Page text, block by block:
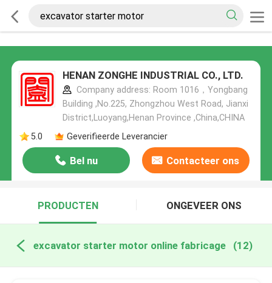
HENAN ZONGHE INDUSTRIAL CO., LTD.
Company address: Room 1016，Yongbang
Building ,No.225, Zhongzhou West Road, Jianxi
District,Luoyang,Henan Province ,China,CHINA
5.0
Geverifieerde Leverancier
Bel nu Contacteer ons
PRODUCTEN ONGEVEER ONS
excavator starter motor online fabricage (12)